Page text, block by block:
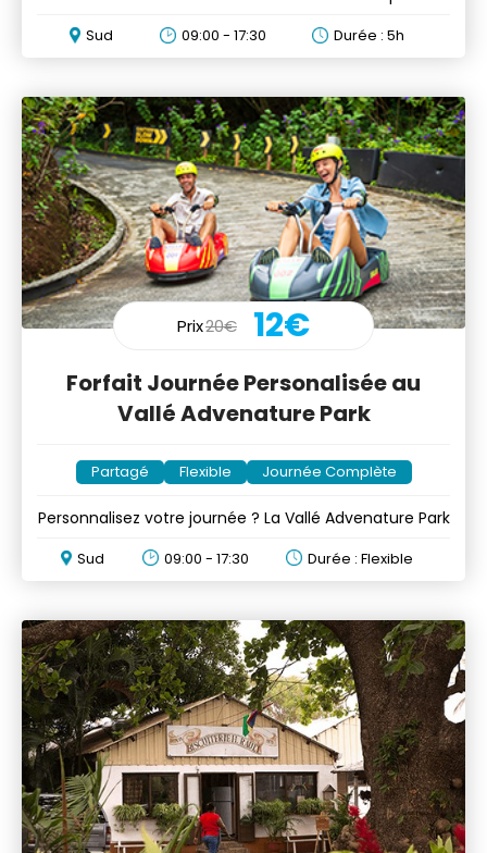
Sud 09:00 - 17:30 Durée : 5h
Prix20€ 12€
Forfait Journée Personalisée au
Vallé Advenature Park
Partagé Flexible Journée Complète
Personnalisez votre journée ? La Vallé Advenature Park
Sud 09:00 - 17:30 Durée : Flexible